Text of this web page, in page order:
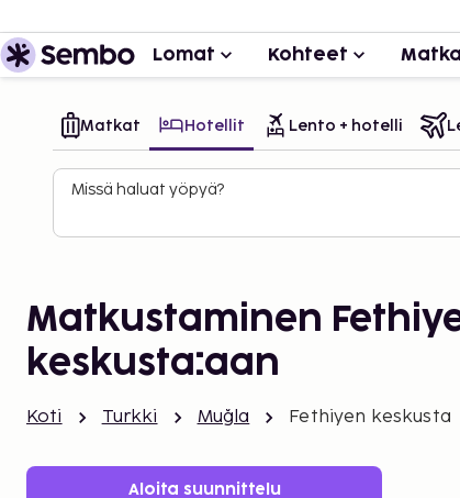
Lomat Kohteet
Matkat Hotellit Lento + hotelli
Missä haluat yöpyä?
Matkustaminen
keskusta:aan
Koti Turkki Muğla Fethiyen keskusta
Aloita suunnittelu